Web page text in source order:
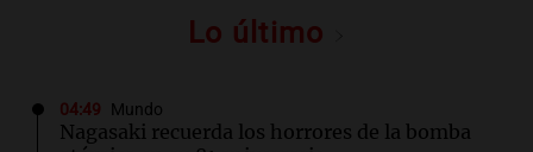
Lo último
04:49 Mundo
Nagasaki recuerda los horrores de la bomba